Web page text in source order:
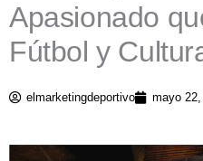
Apasionado
Fútbol y
elmarketingdeportivo mayo